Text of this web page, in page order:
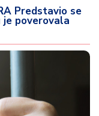
Predstavio se
je poverovala